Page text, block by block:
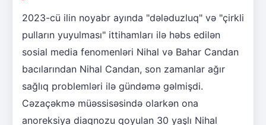
2023-cü ilin noyabr ayında "dələduzluq" və "çirkli
pulların yuyulması" ittihamları ilə həbs edilən
sosial media fenomenləri Nihal və Bahar Candan
bacılarından Nihal Candan, son zamanlar ağır
sağlıq problemləri ilə gündəmə gəlmişdi.
Cəzaçəkmə müəssisəsində olarkən ona
anoreksiya diaqnozu qoyulan 30 yaşlı Nihal